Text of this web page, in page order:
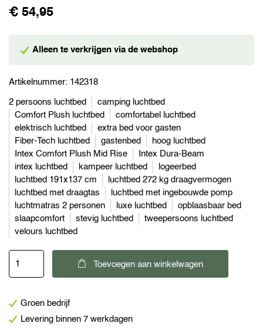
€ 54,95
Alleen te verkrijgen via de webshop
Artikelnummer: 142318
2 persoons luchtbed
camping luchtbed
Comfort Plush luchtbed
comfortabel luchtbed
elektrisch luchtbed
extra bed voor gasten
Fiber-Tech luchtbed
gastenbed
hoog luchtbed
Intex Comfort Plush Mid Rise
Intex Dura-Beam
intex luchtbed
kampeer luchtbed
logeerbed
luchtbed 191x137 cm
luchtbed 272 kg draagvermogen
luchtbed met draagtas
luchtbed met ingebouwde pomp
luchtmatras 2 personen
luxe luchtbed
opblaasbaar bed
slaapcomfort
stevig luchtbed
tweepersoons luchtbed
velours luchtbed
Beam
Plush
Mid-
Toevoegen aan winkelwagen
Groen bedrijf
Levering binnen 7 werkdagen